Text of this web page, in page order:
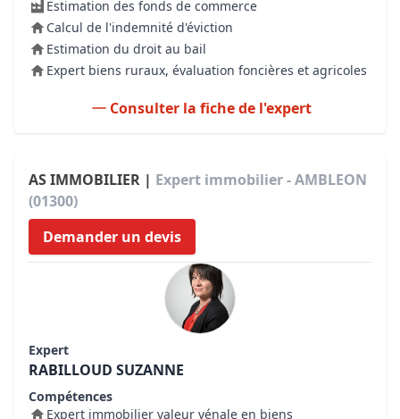
Estimation des fonds de commerce
Calcul de l'indemnité d'éviction
Estimation du droit au bail
Expert biens ruraux, évaluation foncières et agricoles
Consulter la fiche de l'expert
AS IMMOBILIER | Expert immobilier - AMBLEON
(01300)
Demander un devis
Expert
RABILLOUD SUZANNE
Compétences
Expert immobilier valeur vénale en biens